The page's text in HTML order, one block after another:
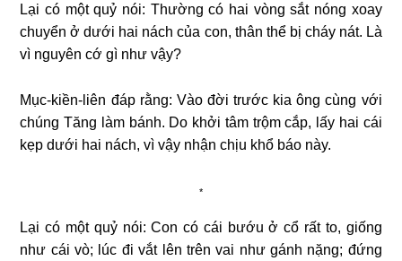
Lại có một quỷ nói: Thường có hai vòng sắt nóng xoay
chuyển ở dưới hai nách của con, thân thể bị cháy nát. Là
vì nguyên cớ gì như vậy?
Mục-kiền-liên đáp rằng: Vào đời trước kia ông cùng với
chúng Tăng làm bánh. Do khởi tâm trộm cắp, lấy hai cái
kẹp dưới hai nách, vì vậy nhận chịu khổ báo này.
*
Lại có một quỷ nói: Con có cái bướu ở cổ rất to, giống
như cái vò; lúc đi vắt lên trên vai như gánh nặng; đứng